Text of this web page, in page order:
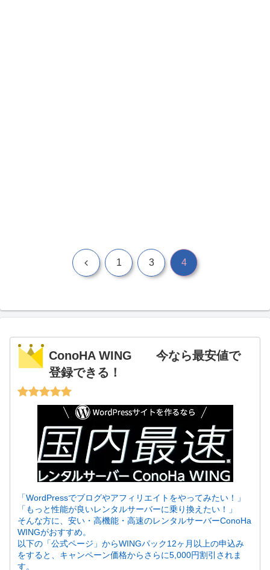
前 1 3 4
ConoHA WING 今なら最安値で
登録できる！
「WordPressでブログやアフィリエイトをやってみたい！」
「もっと性能が良いレンタルサーバーに乗り換えたい！」
そんな方に、安い・高機能・高速のレンタルサーバーConoHa
WINGがおすすめ。
以下の「公式ページ」からWINGパック12ヶ月以上の申込み
をすると、キャンペーン価格からさらに5,000円割引されま
す。